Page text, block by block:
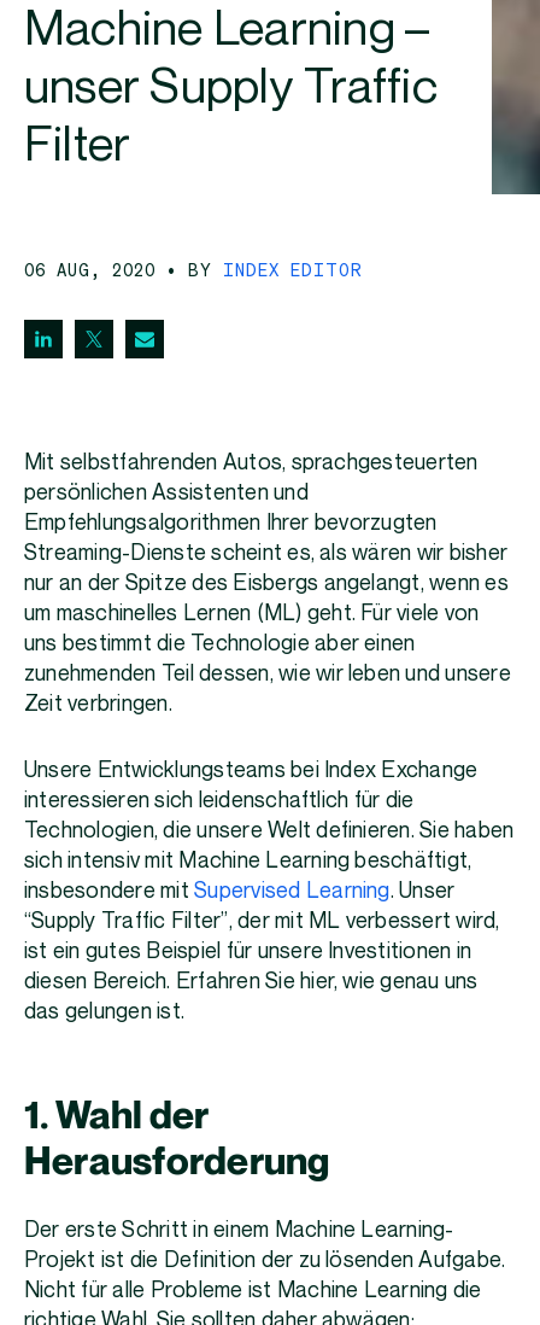
Machine Learning –
unser Supply Traffic
Filter
06 AUG, 2020 • BY INDEX EDITOR
Mit selbstfahrenden Autos, sprachgesteuerten
persönlichen Assistenten und
Empfehlungsalgorithmen Ihrer bevorzugten
Streaming-Dienste scheint es, als wären wir bisher
nur an der Spitze des Eisbergs angelangt, wenn es
um maschinelles Lernen (ML) geht. Für viele von
uns bestimmt die Technologie aber einen
zunehmenden Teil dessen, wie wir leben und unsere
Zeit verbringen.
Unsere Entwicklungsteams bei Index Exchange
interessieren sich leidenschaftlich für die
Technologien, die unsere Welt definieren. Sie haben
sich intensiv mit Machine Learning beschäftigt,
insbesondere mitSupervised Learning. Unser
“Supply Traffic Filter”, der mit ML verbessert wird,
ist ein gutes Beispiel für unsere Investitionen in
diesen Bereich. Erfahren Sie hier, wie genau uns
das gelungen ist.
1. Wahl der
Herausforderung
Der erste Schritt in einem Machine Learning-
Projekt ist die Definition der zu lösenden Aufgabe.
Nicht für alle Probleme ist Machine Learning die